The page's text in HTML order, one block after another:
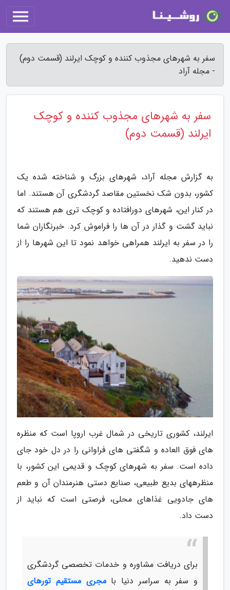
سفر به شهرهای مجذوب کننده و کوچک ایرلند (قسمت دوم)
- مجله آراد
سفر به شهرهای مجذوب کننده و کوچک
ایرلند (قسمت دوم)
به گزارش مجله آراد، شهرهای بزرگ و شناخته شده یک
کشور، بدون شک نخستین مقاصد گردشگری آن هستند. اما
در کنار این، شهرهای دورافتاده و کوچک تری هم هستند که
نباید گشت و گذار در آن ها را فراموش کرد. خبرنگاران شما
را در سفر به ایرلند همراهی خواهد نمود تا این شهرها را از
دست ندهید.
ایرلند، کشوری تاریخی در شمال غرب اروپا است که منظره
های فوق العاده و شگفتی های فراوانی را در دل خود جای
داده است. سفر به شهرهای کوچک و قدیمی این کشور، با
منظرههای بدیع طبیعی، صنایع دستی هنرمندان آن و طعم
های جادویی غذاهای محلی، فرصتی است که نباید از
دست داد.
برای دریافت مشاوره و خدمات تخصصی گردشگری
و سفر به سراسر دنیا بامجری مستقیم تورهای